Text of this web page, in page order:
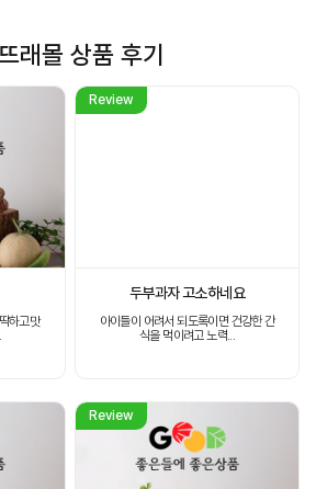
래몰 상품 후기
하고맛
Review
두부과자 고소하네요
아이들이 어려서 되도록이면 건강한 간
식을 먹이려고 노력...
Review